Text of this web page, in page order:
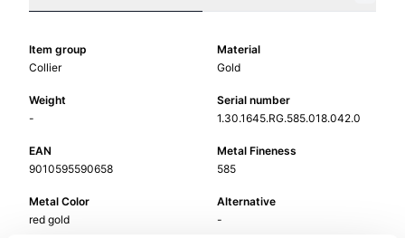
Item group
Collier
Material
Gold
Weight
-
Serial number
1.30.1645.RG.585.018.042.0
EAN
9010595590658
Metal Fineness
585
Metal Color
red gold
Alternative
-